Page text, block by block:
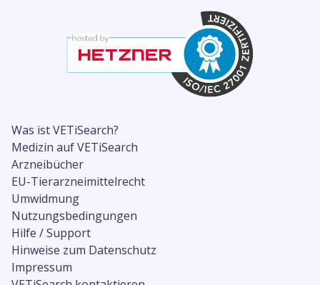
Was ist VETiSearch?
Medizin auf VETiSearch
Arzneibücher
EU-Tierarzneimittelrecht
Umwidmung
Nutzungsbedingungen
Hilfe / Support
Hinweise zum Datenschutz
Impressum